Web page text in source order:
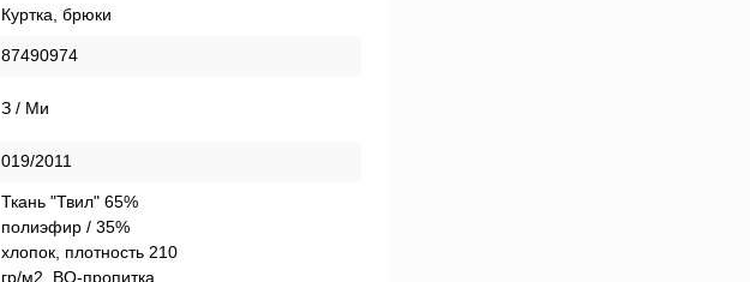
Куртка, брюки
87490974
З / Ми
019/2011
Ткань "Твил" 65%
полиэфир / 35%
хлопок, плотность 210
гр/м2, ВО-пропитка